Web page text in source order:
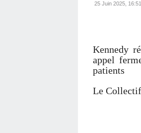
25 Juin 2025,
Kennedy
appel
patients
Le